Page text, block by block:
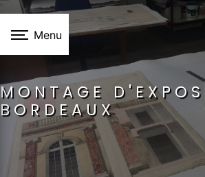
Menu
MONTAGE
BORDEAUX
Panneau de gestion des cookies